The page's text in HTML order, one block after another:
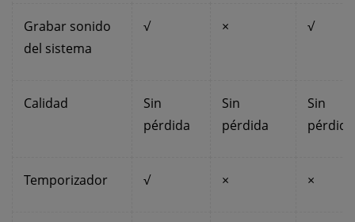
Grabar sonido
del sistema
√ × √
Calidad
Sin
pérdida
Sin
pérdida
Sin
pérdida
Temporizador √ × ×